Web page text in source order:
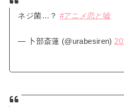
ネジ菌…？ #アニメ恋と嘘
— 卜部斎蓮 (@urabesiren)